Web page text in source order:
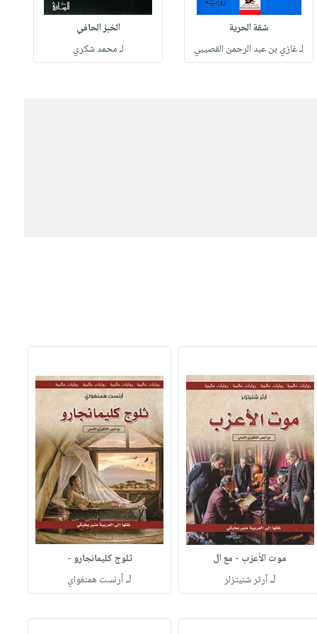
شقة الحرية
لـ غازي بن عبد الرحمن القصيبي
الخبز الحافي
لـ محمد شكري
موت الأعزب - مع ال
لـآرثر شنيتزلر
ثلوج كليمانجارو -
لـأرنست همنغواي